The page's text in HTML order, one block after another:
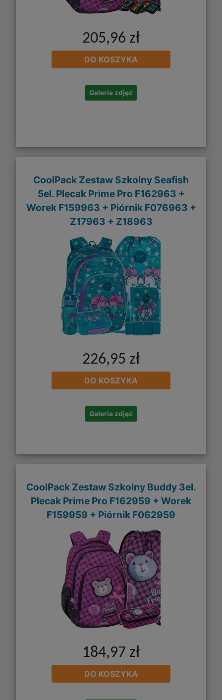
205,96 zł
DO KOSZYKA
Galeria zdjęć
CoolPack Zestaw Szkolny Seafish
5el. Plecak Prime Pro F162963 +
Worek F159963 + Piórnik F076963 +
Z17963 + Z18963
226,95 zł
DO KOSZYKA
Galeria zdjęć
CoolPack Zestaw Szkolny Buddy 3el.
Plecak Prime Pro F162959 + Worek
F159959 + Piórnik F062959
184,97 zł
DO KOSZYKA